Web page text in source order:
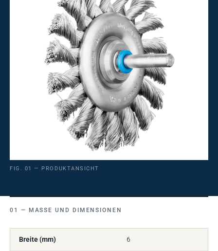
FIG. 01 — PRODUKTANSICHT
MASSE UND DIMENSIONEN
Breite (mm) 6